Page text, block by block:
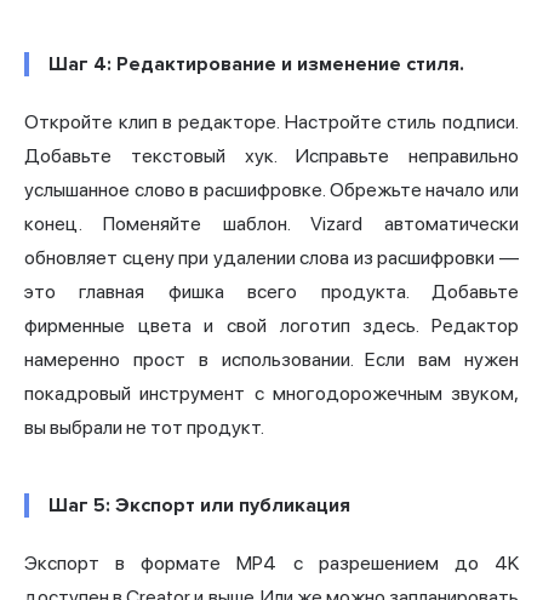
Шаг 4: Редактирование и изменение стиля.
Откройте клип в редакторе. Настройте стиль подписи.
Добавьте текстовый хук. Исправьте неправильно
услышанное слово в расшифровке. Обрежьте начало или
конец. Поменяйте шаблон. Vizard автоматически
обновляет сцену при удалении слова из расшифровки —
это главная фишка всего продукта. Добавьте
фирменные цвета и свой логотип здесь. Редактор
намеренно прост в использовании. Если вам нужен
покадровый инструмент с многодорожечным звуком,
вы выбрали не тот продукт.
Шаг 5: Экспорт или публикация
Экспорт в формате MP4 с разрешением до 4K